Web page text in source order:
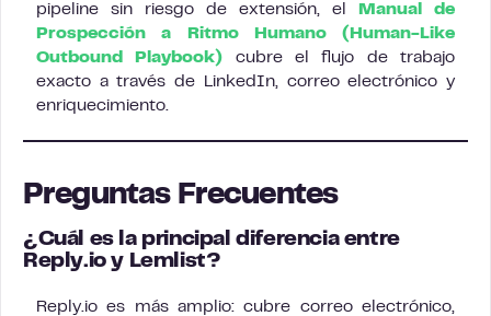
pipeline sin riesgo de extensión, el
Manual de
Prospección a Ritmo Humano (Human-Like
Outbound Playbook) cubre el flujo de trabajo
exacto a través de LinkedIn, correo electrónico y
enriquecimiento.
Preguntas Frecuentes
¿Cuál es la principal diferencia entre
Reply.io y Lemlist?
Reply.io es más amplio: cubre correo electrónico,